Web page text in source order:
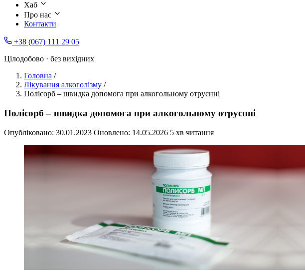
Хаб
Про нас
Контакти
+38 (067) 111 29 05
Цілодобово · без вихідних
Головна /
Лікування алкоголізму /
Полісорб – швидка допомога при алкогольному отруєнні
Полісорб – швидка допомога при алкогольному отруєнні
Опубліковано: 30.01.2023 Оновлено: 14.05.2026 5 хв читання